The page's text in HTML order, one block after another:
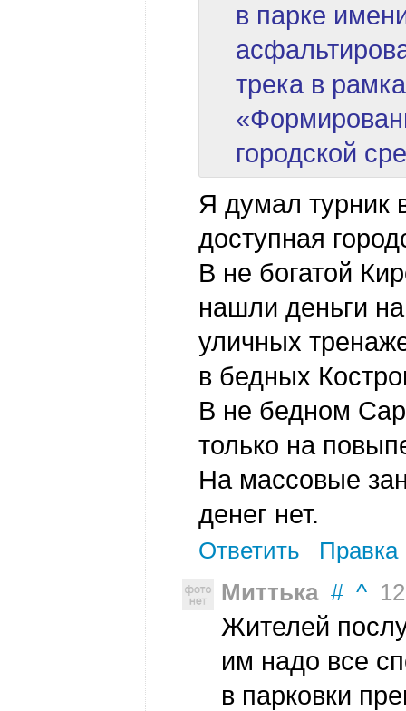
в парке
трека в
городской
Я думал
доступная
В не богатой
нашли деньги
уличных
в бедных
В не бедном
только на
На массовые
денег нет.
Ответить
Правка
Миттька # ^
Жителей
им надо все
в парковки